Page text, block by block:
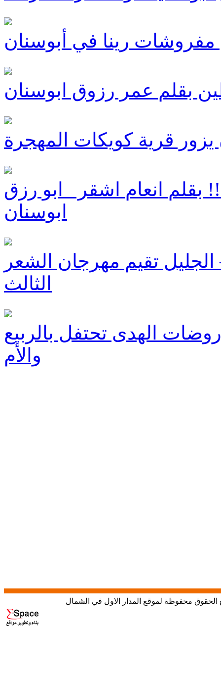
رينا في أبوسنان
بقلم عمر رزوق ابوسنان
قرية كويكات المهجرة
بقلم انعام اشقر _ابو رزق
ابوسنان
تقيم مهرجان الشعر
الثالث
الهدى تحتفل بالربيع
والأم